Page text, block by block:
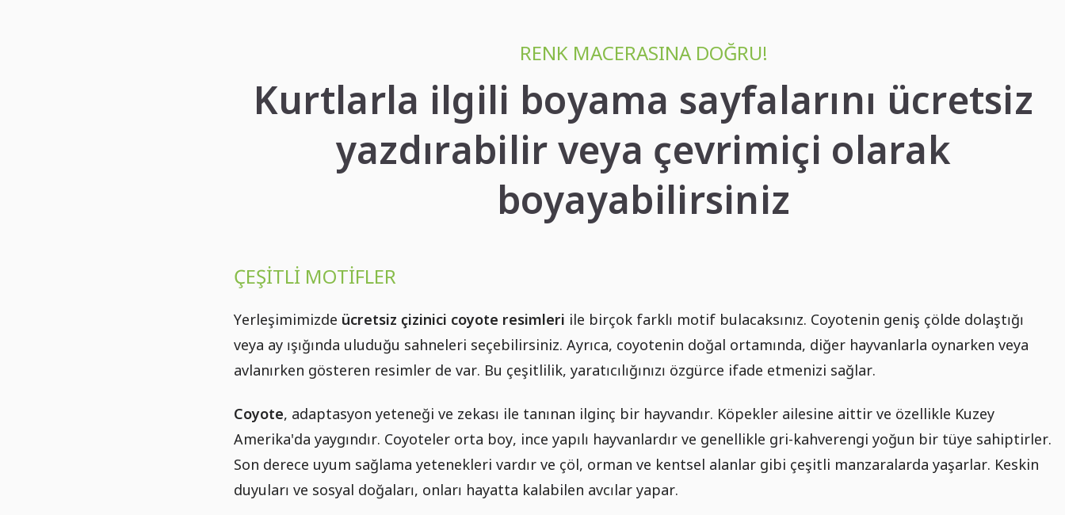
RENK MACERASINA DOĞRU!
Kurtlarla ilgili boyama sayfalarını ücretsiz
yazdırabilir veya çevrimiçi olarak
boyayabilirsiniz
ÇEŞITLI MOTIFLER
Yerleşimimizde ücretsiz çizinici coyote resimleri ile birçok farklı motif bulacaksınız. Coyotenin geniş çölde dolaştığı
veya ay ışığında uluduğu sahneleri seçebilirsiniz. Ayrıca, coyotenin doğal ortamında, diğer hayvanlarla oynarken veya
avlanırken gösteren resimler de var. Bu çeşitlilik, yaratıcılığınızı özgürce ifade etmenizi sağlar.
Coyote, adaptasyon yeteneği ve zekası ile tanınan ilginç bir hayvandır. Köpekler ailesine aittir ve özellikle Kuzey
Amerika'da yaygındır. Coyoteler orta boy, ince yapılı hayvanlardır ve genellikle gri-kahverengi yoğun bir tüye sahiptirler.
Son derece uyum sağlama yetenekleri vardır ve çöl, orman ve kentsel alanlar gibi çeşitli manzaralarda yaşarlar. Keskin
duyuları ve sosyal doğaları, onları hayatta kalabilen avcılar yapar.